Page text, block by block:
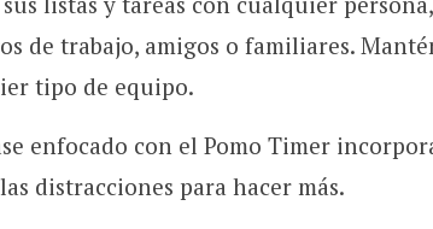
de trabajo, amigos o familiares.
tipo de equipo.
enfocado con el Pomo Timer
distracciones para hacer más.